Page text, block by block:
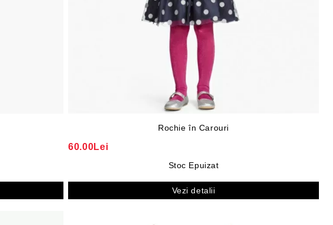
Rochie în Carouri
60.00Lei
Stoc Epuizat
Vezi detalii